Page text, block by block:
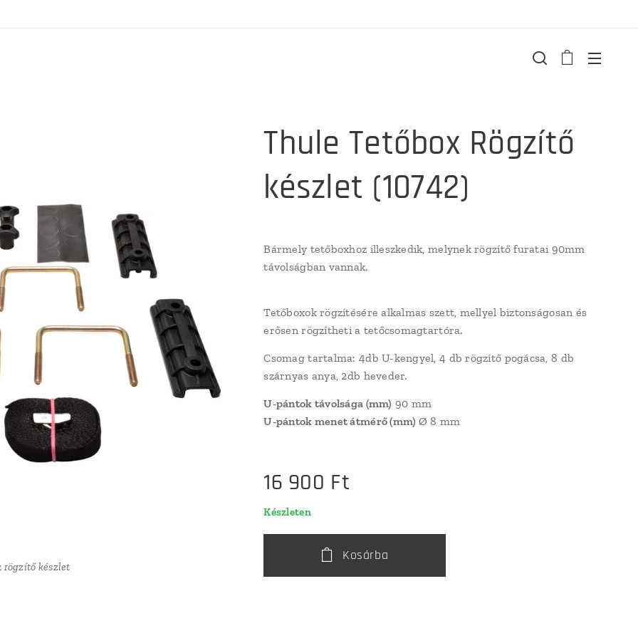
Thule Tetőbox Rögzítő
készlet (10742)
rögzítő készlet
rögzítő készlet
Bármely tetőboxhoz illeszkedik, melynek rögzítő furatai 90mm
távolságban vannak.
Tetőboxok rögzítésére alkalmas szett, mellyel biztonságosan és
erősen rögzítheti a tetőcsomagtartóra.
Csomag tartalma: 4db U-kengyel, 4 db rögzítő pogácsa, 8 db
szárnyas anya, 2db heveder.
U-pántok távolsága (mm) 90 mm
U-pántok menet átmérő (mm) Ø 8 mm
16 900 Ft
Készleten
Kosárba